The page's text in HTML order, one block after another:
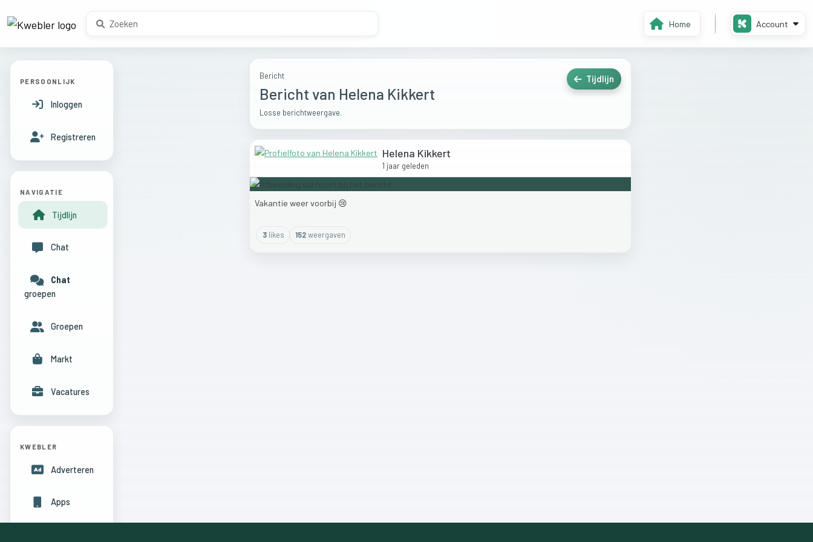
Home Account
Bericht
Bericht van Helena Kikkert
Losse berichtweergave.
Tijdlijn
Helena Kikkert
1 jaar geleden
Vakantie weervoorbij 😢
3likes 152weergaven
PERSOONLIJK
Inloggen
Registreren
NAVIGATIE
Tijdlijn
Chat
Chat
groepen
Groepen
Markt
Vacatures
KWEBLER
Adverteren
Apps